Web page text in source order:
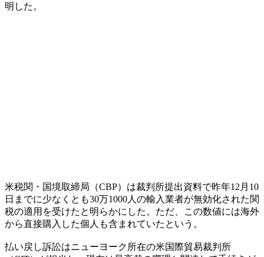
明した。
米税関・国境取締局（CBP）は裁判所提出資料で昨年12月10
日までに少なくとも30万1000人の輸入業者が無効化された関
税の適用を受けたと明らかにした。ただ、この数値には海外
から直接購入した個人も含まれていたという。
払い戻し訴訟はニューヨーク所在の米国際貿易裁判所